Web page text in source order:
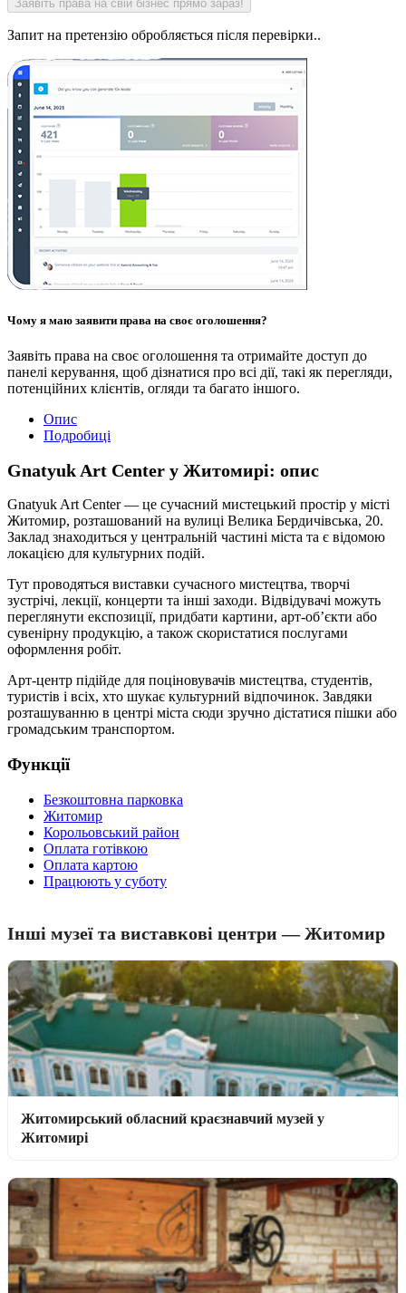
Запит на претензію обробляється після перевірки..
Чому я маю заявити права на своє оголошення?
Заявіть права на своє оголошення та отримайте доступ до
панелі керування, щоб дізнатися про всі дії, такі як перегляди,
потенційних клієнтів, огляди та багато іншого.
Опис
Подробиці
Gnatyuk Art Center у Житомирі: опис
Gnatyuk Art Center — це сучасний мистецький простір у місті
Житомир, розташований на вулиці Велика Бердичівська, 20.
Заклад знаходиться у центральній частині міста та є відомою
локацією для культурних подій.
Тут проводяться виставки сучасного мистецтва, творчі
зустрічі, лекції, концерти та інші заходи. Відвідувачі можуть
переглянути експозиції, придбати картини, арт-об’єкти або
сувенірну продукцію, а також скористатися послугами
оформлення робіт.
Арт-центр підійде для поціновувачів мистецтва, студентів,
туристів і всіх, хто шукає культурний відпочинок. Завдяки
розташуванню в центрі міста сюди зручно дістатися пішки або
громадським транспортом.
Функції
Безкоштовна парковка
Житомир
Корольовський район
Оплата готівкою
Оплата картою
Працюють у суботу
Інші музеї та виставкові центри — Житомир
Житомирський обласний краєзнавчий музей у
Житомирі